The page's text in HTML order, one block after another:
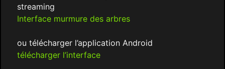
streaming
Interface murmure des arbres
ou télécharger l’application Android
télécharger l’interface